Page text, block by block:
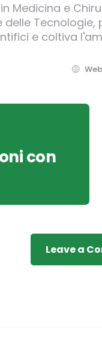
Medicina e
e coltiva
con
Leave a